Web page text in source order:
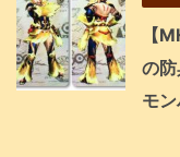
【
の
モ